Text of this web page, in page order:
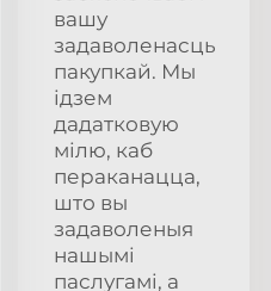
вашу
задаволенасць
пакупкай. Мы
ідзем
дадатковую
мілю, каб
пераканацца,
што вы
задаволеныя
нашымі
паслугамі, а